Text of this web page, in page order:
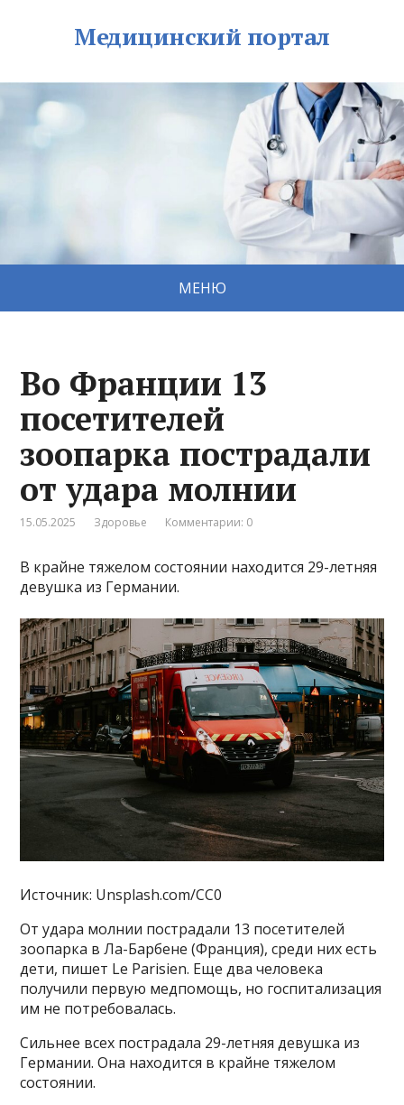
Медицинский портал
МЕНЮ
Во Франции 13
посетителей
зоопарка пострадали
от удара молнии
15.05.2025 Здоровье Комментарии: 0
В крайне тяжелом состоянии находится 29-летняя
девушка из Германии.
Источник: Unsplash.com/CC0
От удара молнии пострадали 13 посетителей
зоопарка в Ла-Барбене (Франция), среди них есть
дети, пишет Le Parisien. Еще два человека
получили первую медпомощь, но госпитализация
им не потребовалась.
Сильнее всех пострадала 29-летняя девушка из
Германии. Она находится в крайне тяжелом
состоянии.